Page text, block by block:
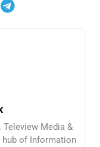
Teleview Media &
hub of Information